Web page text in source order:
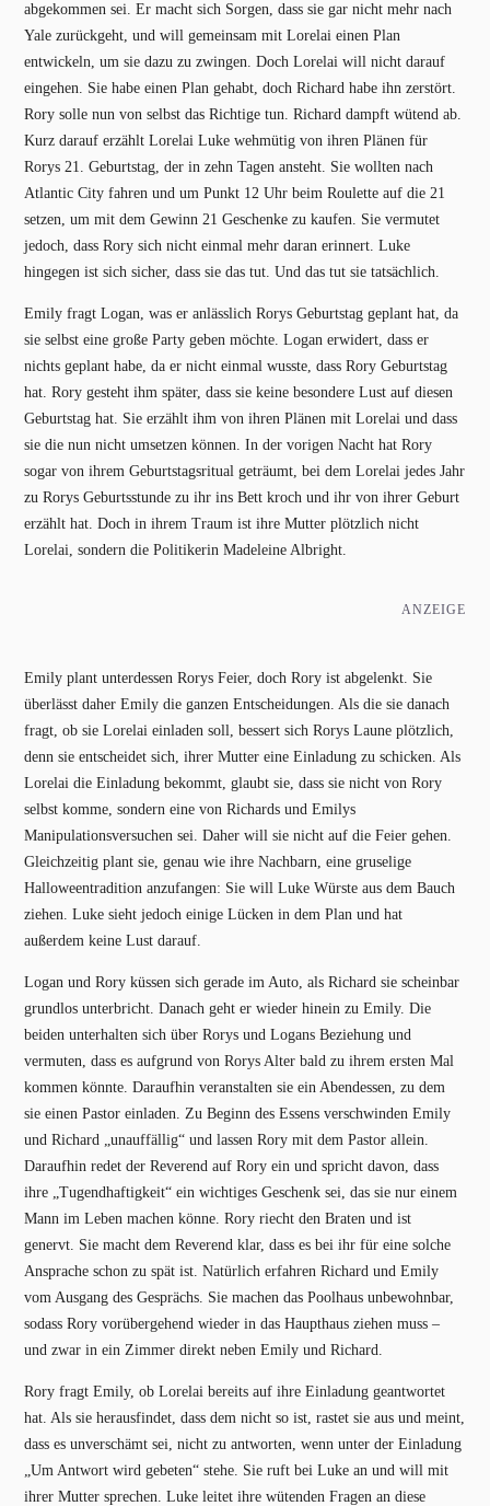
abgekommen sei. Er macht sich Sorgen, dass sie gar nicht mehr nach
Yale zurückgeht, und will gemeinsam mit Lorelai einen Plan
entwickeln, um sie dazu zu zwingen. Doch Lorelai will nicht darauf
eingehen. Sie habe einen Plan gehabt, doch Richard habe ihn zerstört.
Rory solle nun von selbst das Richtige tun. Richard dampft wütend ab.
Kurz darauf erzählt Lorelai Luke wehmütig von ihren Plänen für
Rorys 21. Geburtstag, der in zehn Tagen ansteht. Sie wollten nach
Atlantic City fahren und um Punkt 12 Uhr beim Roulette auf die 21
setzen, um mit dem Gewinn 21 Geschenke zu kaufen. Sie vermutet
jedoch, dass Rory sich nicht einmal mehr daran erinnert. Luke
hingegen ist sich sicher, dass sie das tut. Und das tut sie tatsächlich.
Emily fragt Logan, was er anlässlich Rorys Geburtstag geplant hat, da
sie selbst eine große Party geben möchte. Logan erwidert, dass er
nichts geplant habe, da er nicht einmal wusste, dass Rory Geburtstag
hat. Rory gesteht ihm später, dass sie keine besondere Lust auf diesen
Geburtstag hat. Sie erzählt ihm von ihren Plänen mit Lorelai und dass
sie die nun nicht umsetzen können. In der vorigen Nacht hat Rory
sogar von ihrem Geburtstagsritual geträumt, bei dem Lorelai jedes Jahr
zu Rorys Geburtsstunde zu ihr ins Bett kroch und ihr von ihrer Geburt
erzählt hat. Doch in ihrem Traum ist ihre Mutter plötzlich nicht
Lorelai, sondern die Politikerin Madeleine Albright.
ANZEIGE
Emily plant unterdessen Rorys Feier, doch Rory ist abgelenkt. Sie
überlässt daher Emily die ganzen Entscheidungen. Als die sie danach
fragt, ob sie Lorelai einladen soll, bessert sich Rorys Laune plötzlich,
denn sie entscheidet sich, ihrer Mutter eine Einladung zu schicken. Als
Lorelai die Einladung bekommt, glaubt sie, dass sie nicht von Rory
selbst komme, sondern eine von Richards und Emilys
Manipulationsversuchen sei. Daher will sie nicht auf die Feier gehen.
Gleichzeitig plant sie, genau wie ihre Nachbarn, eine gruselige
Halloweentradition anzufangen: Sie will Luke Würste aus dem Bauch
ziehen. Luke sieht jedoch einige Lücken in dem Plan und hat
außerdem keine Lust darauf.
Logan und Rory küssen sich gerade im Auto, als Richard sie scheinbar
grundlos unterbricht. Danach geht er wieder hinein zu Emily. Die
beiden unterhalten sich über Rorys und Logans Beziehung und
vermuten, dass es aufgrund von Rorys Alter bald zu ihrem ersten Mal
kommen könnte. Daraufhin veranstalten sie ein Abendessen, zu dem
sie einen Pastor einladen. Zu Beginn des Essens verschwinden Emily
und Richard „unauffällig“ und lassen Rory mit dem Pastor allein.
Daraufhin redet der Reverend auf Rory ein und spricht davon, dass
ihre „Tugendhaftigkeit“ ein wichtiges Geschenk sei, das sie nur einem
Mann im Leben machen könne. Rory riecht den Braten und ist
genervt. Sie macht dem Reverend klar, dass es bei ihr für eine solche
Ansprache schon zu spät ist. Natürlich erfahren Richard und Emily
vom Ausgang des Gesprächs. Sie machen das Poolhaus unbewohnbar,
sodass Rory vorübergehend wieder in das Haupthaus ziehen muss –
und zwar in ein Zimmer direkt neben Emily und Richard.
Rory fragt Emily, ob Lorelai bereits auf ihre Einladung geantwortet
hat. Als sie herausfindet, dass dem nicht so ist, rastet sie aus und meint,
dass es unverschämt sei, nicht zu antworten, wenn unter der Einladung
„Um Antwort wird gebeten“ stehe. Sie ruft bei Luke an und will mit
ihrer Mutter sprechen. Luke leitet ihre wütenden Fragen an diese